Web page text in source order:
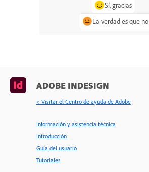
Sí, gracias
La verdad es que no
ADOBE INDESIGN
< Visitar el Centro de ayuda de Adobe
Información y asistencia técnica
Introducción
Guía del usuario
Tutoriales